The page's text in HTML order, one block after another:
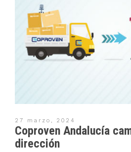
27 marzo, 2024
Coproven Andalucía
dirección